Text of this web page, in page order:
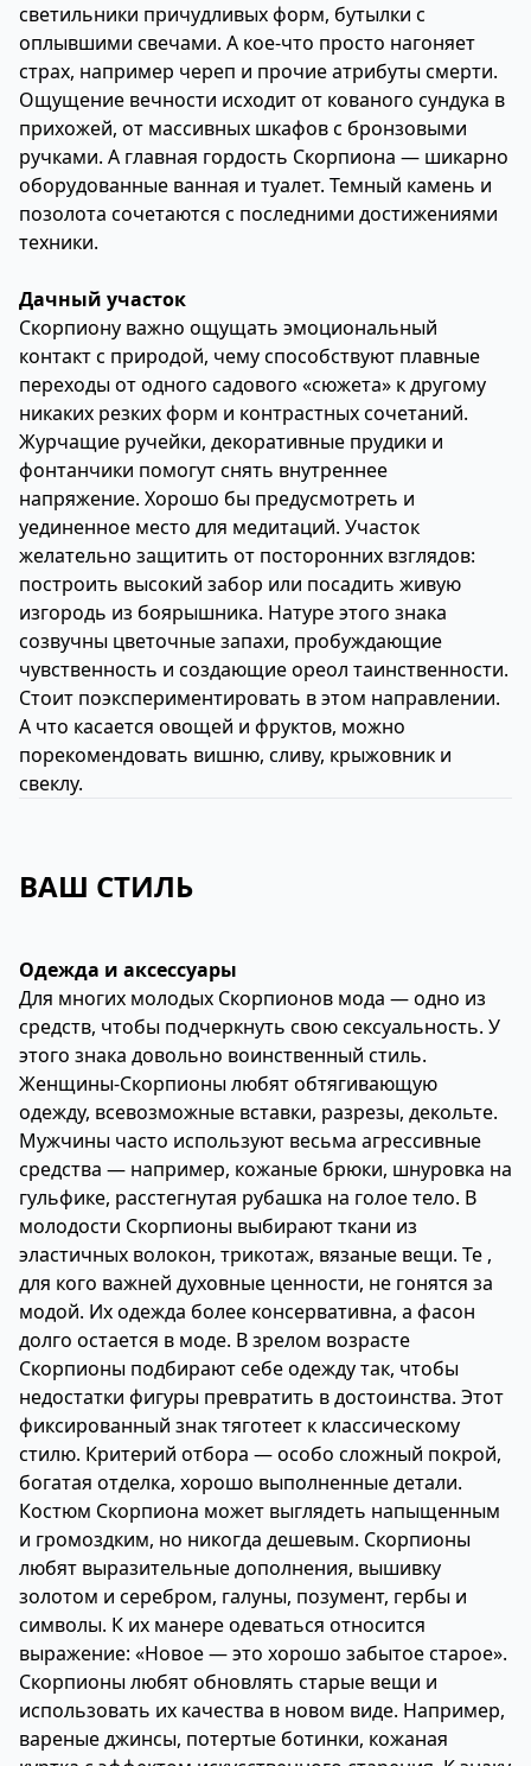
светильники причудливых форм, бутылки с
оплывшими свечами. А кое-что просто нагоняет
страх, например череп и прочие атрибуты смерти.
Ощущение вечности исходит от кованого сундука в
прихожей, от массивных шкафов с бронзовыми
ручками. А главная гордость Скорпиона — шикарно
оборудованные ванная и туалет. Темный камень и
позолота сочетаются с последними достижениями
техники.
Дачный участок
Скорпиону важно ощущать эмоциональный
контакт с природой, чему способствуют плавные
переходы от одного садового «сюжета» к другому
никаких резких форм и контрастных сочетаний.
Журчащие ручейки, декоративные прудики и
фонтанчики помогут снять внутреннее
напряжение. Хорошо бы предусмотреть и
уединенное место для медитаций. Участок
желательно защитить от посторонних взглядов:
построить высокий забор или посадить живую
изгородь из боярышника. Натуре этого знака
созвучны цветочные запахи, пробуждающие
чувственность и создающие ореол таинственности.
Стоит поэкспериментировать в этом направлении.
А что касается овощей и фруктов, можно
порекомендовать вишню, сливу, крыжовник и
свеклу.
ВАШ СТИЛЬ
Одежда и аксессуары
Для многих молодых Скорпионов мода — одно из
средств, чтобы подчеркнуть свою сексуальность. У
этого знака довольно воинственный стиль.
Женщины-Скорпионы любят обтягивающую
одежду, всевозможные вставки, разрезы, декольте.
Мужчины часто используют весьма агрессивные
средства — например, кожаные брюки, шнуровка на
гульфике, расстегнутая рубашка на голое тело. В
молодости Скорпионы выбирают ткани из
эластичных волокон, трикотаж, вязаные вещи. Те ,
для кого важней духовные ценности, не гонятся за
модой. Их одежда более консервативна, а фасон
долго остается в моде. В зрелом возрасте
Скорпионы подбирают себе одежду так, чтобы
недостатки фигуры превратить в достоинства. Этот
фиксированный знак тяготеет к классическому
стилю. Критерий отбора — особо сложный покрой,
богатая отделка, хорошо выполненные детали.
Костюм Скорпиона может выглядеть напыщенным
и громоздким, но никогда дешевым. Скорпионы
любят выразительные дополнения, вышивку
золотом и серебром, галуны, позумент, гербы и
символы. К их манере одеваться относится
выражение: «Новое — это хорошо забытое старое».
Скорпионы любят обновлять старые вещи и
использовать их качества в новом виде. Например,
вареные джинсы, потертые ботинки, кожаная